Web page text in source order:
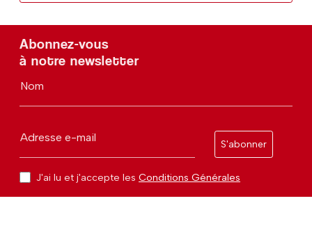
Abonnez-vous
à notre newsletter
Nom
Adresse e-mail
S'abonner
J'ai lu et j'accepte les Conditions Générales